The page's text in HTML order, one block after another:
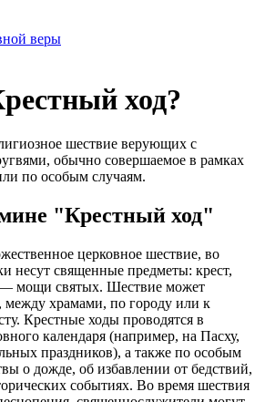
веры
ход?
шествие верующих с
обычно совершаемое в рамках
по особым случаям.
"Крестный ход"
церковное шествие, во
несут священные предметы: крест,
— мощи святых. Шествие может
между храмами, по городу или к
Крестные ходы проводятся в
календаря (например, на Пасху,
праздников), а также по особым
о дожде, об избавлении от бедствий,
событиях. Во время шествия